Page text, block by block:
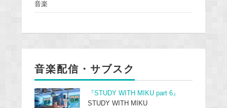
音楽
音楽配信・サブスク
『STUDY WITH MIKU part 6』
STUDY WITH MIKU